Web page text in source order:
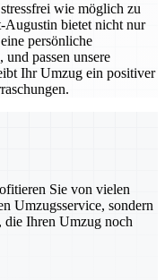
wie möglich zu
Augustin bietet nicht nur
persönliche
passen unsere
Ihr Umzug ein positiver
Sie von vielen
Umzugsservice, sondern
die Ihren Umzug noch